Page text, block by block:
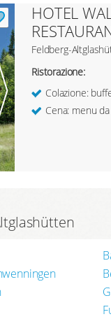
HOTEL
Feldberg-
Ristorazione:
Colazione:
Cena: menu